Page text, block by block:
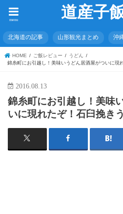
道産子
menu
北海道の記事 山形観光まとめ 沖
HOME ご飯レビュー
うどん
錦糸町にお引越し！美味いうどん居酒屋がついに現
2016.08.13
錦糸町にお引越し！美味
いに現れたぞ！石臼挽き